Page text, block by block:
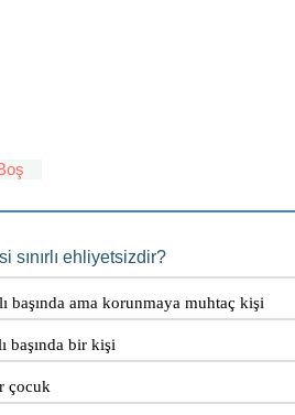
sınırlı ehliyetsizdir?
başında ama korunmaya muhtaç kişi
başında bir kişi
çocuk